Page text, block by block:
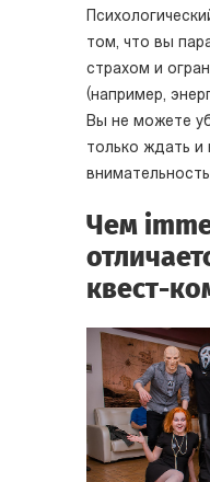
том, что вы
страхом и
(например,
Вы не можете
только ждать и
Чем
квест-